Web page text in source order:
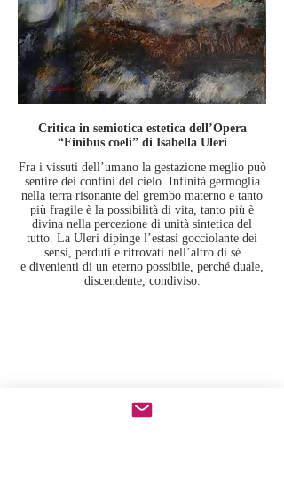
Critica in semiotica estetica dell’Opera
“Finibus coeli” di Isabella Uleri
Fra i vissuti dell’umano la gestazione meglio può
sentire dei confini del cielo. Infinità germoglia
nella terra risonante del grembo materno e tanto
più fragile è la possibilità di vita, tanto più è
divina nella percezione di unità sintetica del
tutto. La Uleri dipinge l’estasi gocciolante dei
sensi, perduti e ritrovati nell’altro di sé
e divenienti di un eterno possibile, perché duale,
discendente, condiviso.